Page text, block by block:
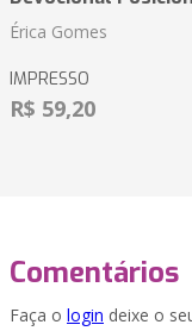
Érica Gomes
IMPRESSO
R$ 59,20
Comentários
Faça o login deixe o